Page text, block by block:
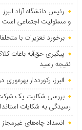
رئیس دانشگاه آزاد
و مسئولیت اجتماعی است
برخورد تعزیرات با متخلفان بازار
پیگیری حق‌آبه باغات
نتیجه رسید
البرز، رکورددار
بررسی شکایت یک
رسیدگی به شکایات
انسداد چاه‌های